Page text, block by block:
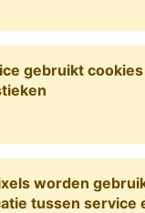
gebruikt
worden
tussen service